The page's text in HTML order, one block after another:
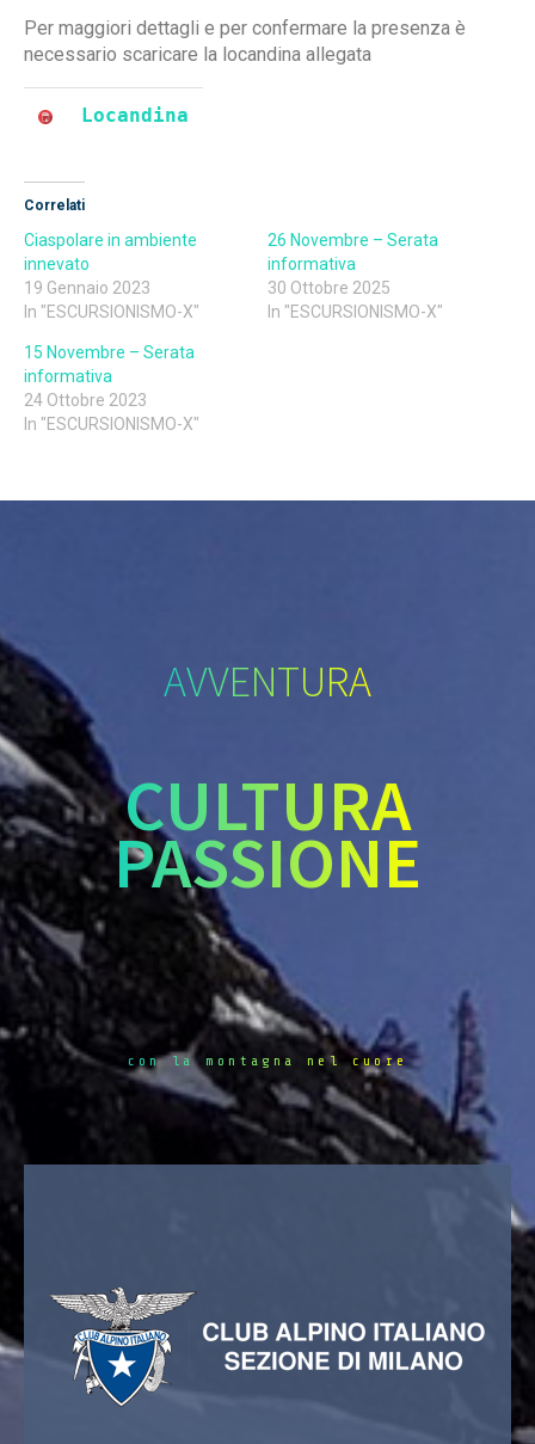
Per maggiori dettagli e per confermare la presenza è
necessario scaricare la locandina allegata
Locandina
Correlati
Ciaspolare in ambiente
innevato
19 Gennaio 2023
In "ESCURSIONISMO-X"
26 Novembre – Serata
informativa
30 Ottobre 2025
In "ESCURSIONISMO-X"
15 Novembre – Serata
informativa
24 Ottobre 2023
In "ESCURSIONISMO-X"
AVVENTURA
CULTURA
PASSIONE
con la montagna nel cuore